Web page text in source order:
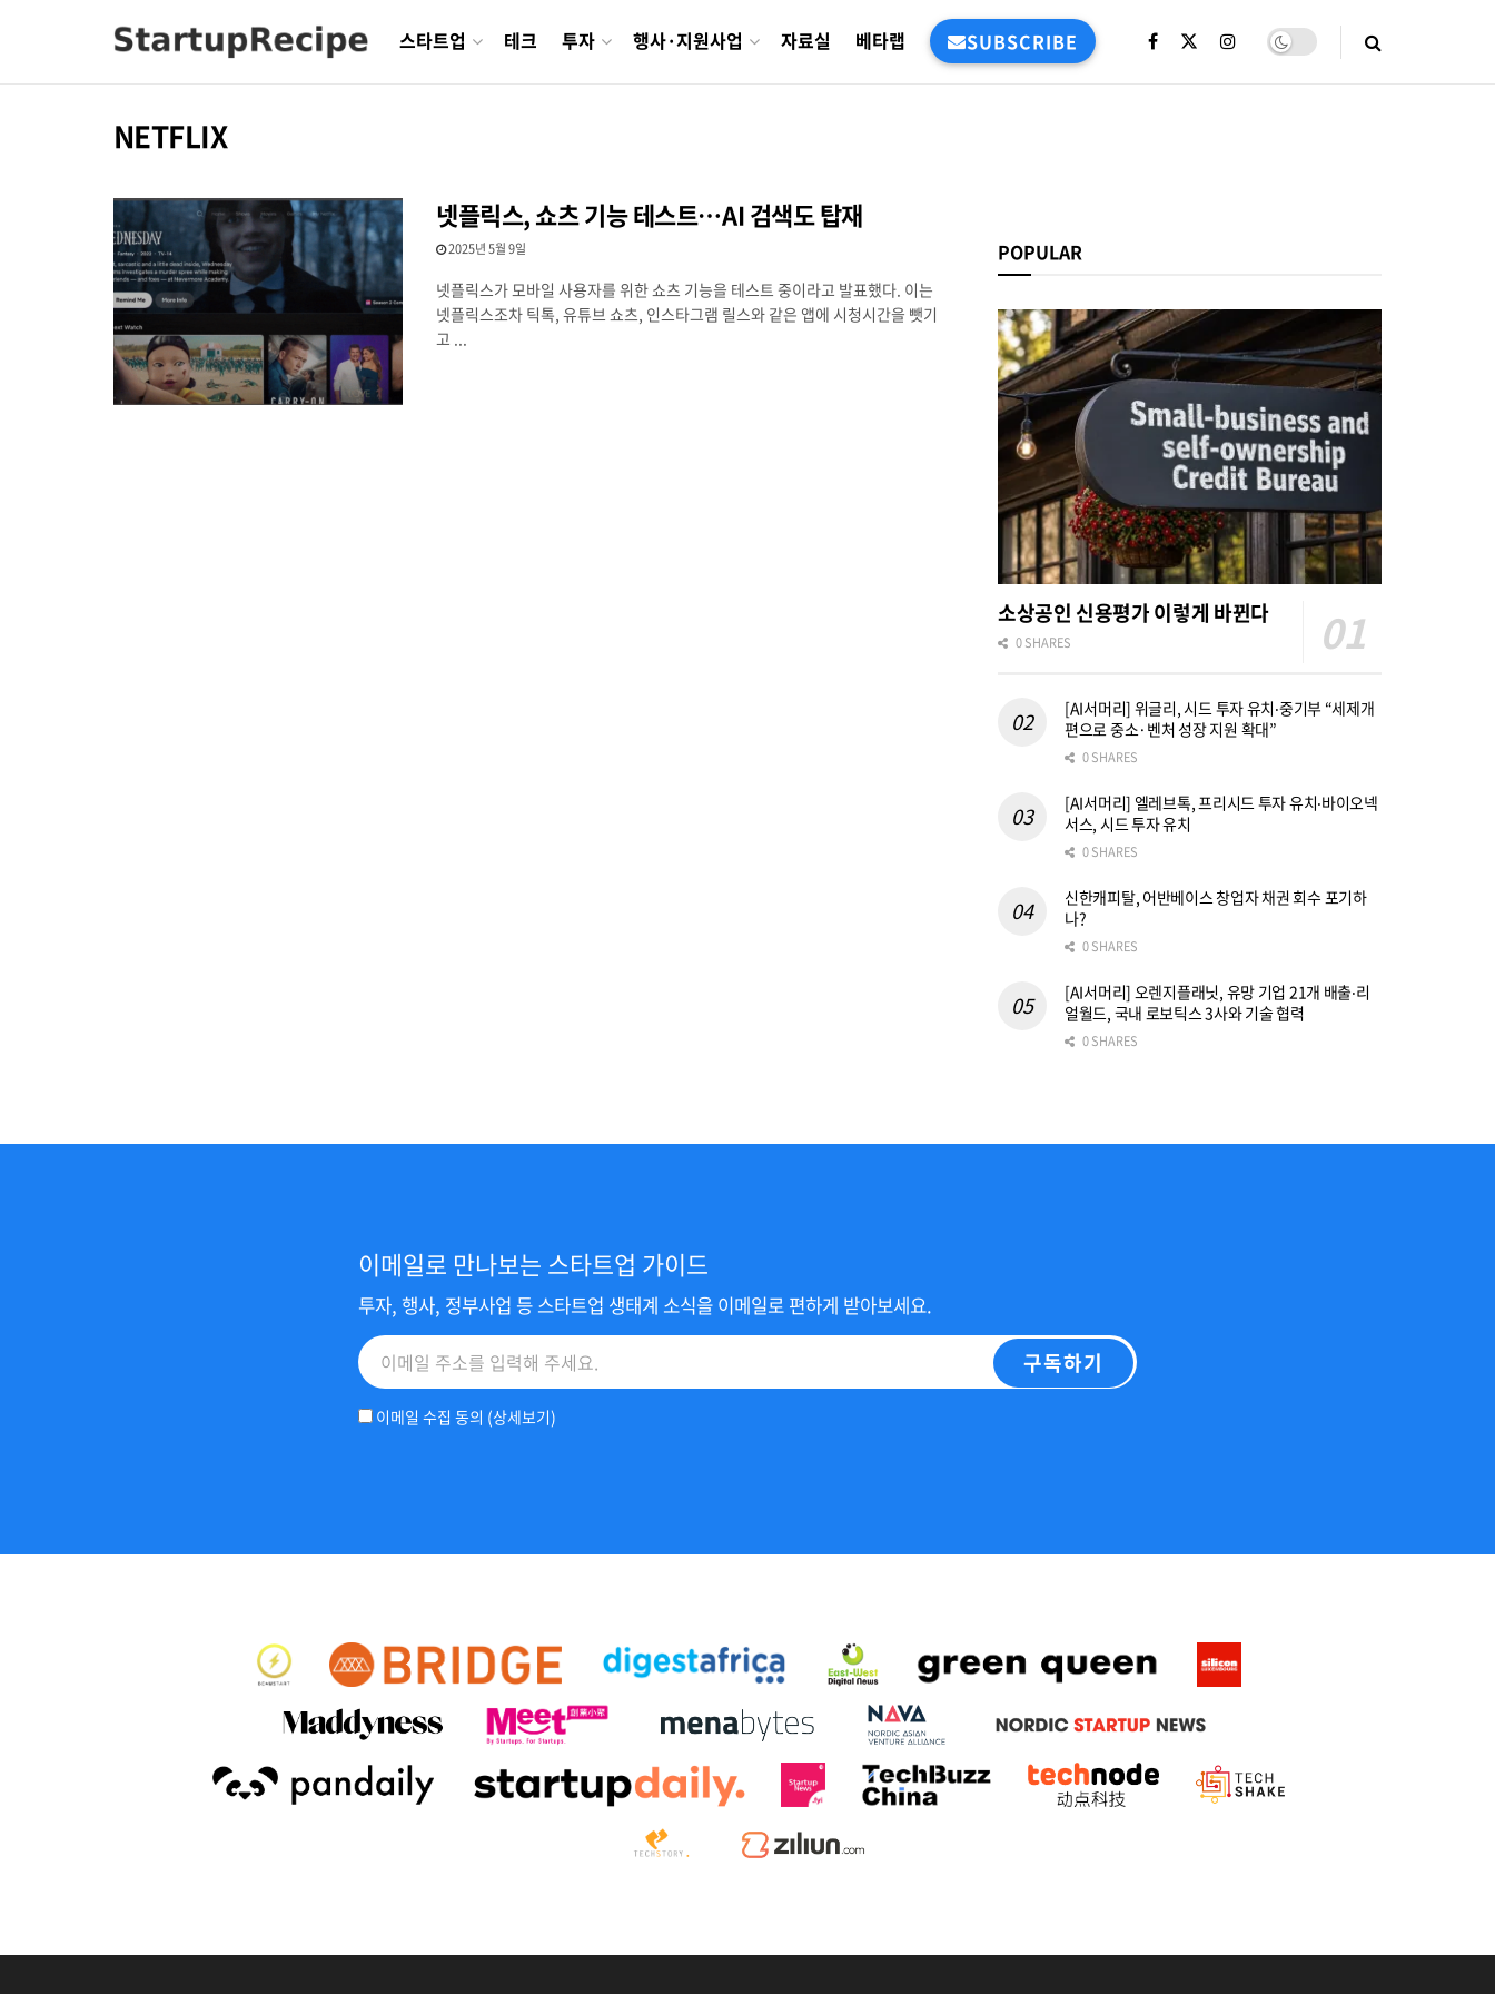
스타트업 테크 투자 행사·지원사업 자료실 베타랩 SUBSCRIBE
NETFLIX
넷플릭스, 쇼츠 기능 테스트…AI 검색도 탑재
2025년 5월 9일
넷플릭스가 모바일 사용자를 위한 쇼츠 기능을 테스트 중이라고 발표했다. 이는
넷플릭스조차 틱톡, 유튜브 쇼츠, 인스타그램 릴스와 같은 앱에 시청시간을 뺏기
고 ...
POPULAR
소상공인 신용평가 이렇게 바뀐다
0 SHARES
[AI서머리] 위글리, 시드 투자 유치‧중기부 “세제개
편으로 중소·벤처 성장 지원 확대”
0 SHARES
[AI서머리] 엘레브톡, 프리시드 투자 유치‧바이오넥
서스, 시드 투자 유치
0 SHARES
신한캐피탈, 어반베이스 창업자 채권 회수 포기하
나?
0 SHARES
[AI서머리] 오렌지플래닛, 유망 기업 21개 배출‧리
얼월드, 국내 로보틱스 3사와 기술 협력
0 SHARES
이메일로 만나보는 스타트업 가이드
투자, 행사, 정부사업 등 스타트업 생태계 소식을 이메일로 편하게 받아보세요.
이메일 수집 동의 (상세보기)